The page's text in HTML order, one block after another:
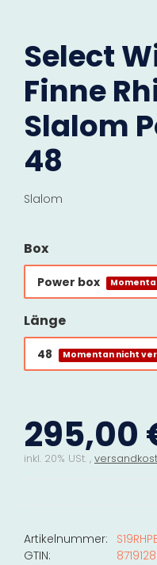
Select
Finne
Slalom
48
Slalom
Box
Power box
Länge
48 Momentan nicht
295,00
inkl. 20% USt. ,
Artikelnummer:
GTIN: